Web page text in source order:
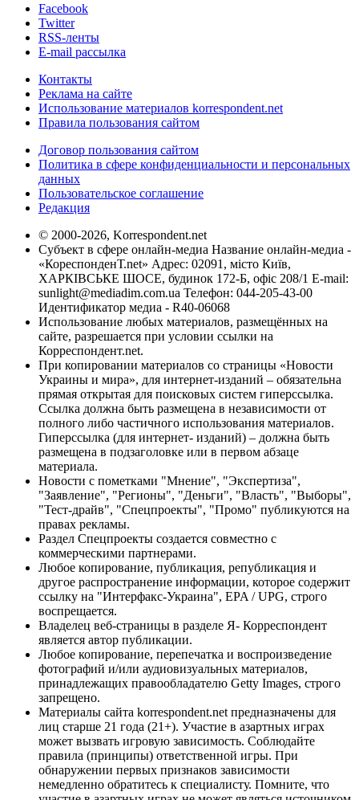
Facebook
Twitter
RSS-ленты
E-mail рассылка
Контакты
Реклама на сайте
Использование материалов korrespondent.net
Правила пользования сайтом
Договор пользования сайтом
Политика в сфере конфиденциальности и персональных
данных
Пользовательское соглашение
Редакция
© 2000-2026, Korrespondent.net
Субъект в сфере онлайн-медиа Название онлайн-медиа -
«КореспонденТ.net» Адрес: 02091, місто Київ,
ХАРКІВСЬКЕ ШОСЕ, будинок 172-Б, офіс 208/1 E-mail:
sunlight@mediadim.com.ua Телефон: 044-205-43-00
Идентификатор медиа - R40-06068
Использование любых материалов, размещённых на
сайте, разрешается при условии ссылки на
Корреспондент.net.
При копировании материалов со страницы «Новости
Украины и мира», для интернет-изданий – обязательна
прямая открытая для поисковых систем гиперссылка.
Ссылка должна быть размещена в независимости от
полного либо частичного использования материалов.
Гиперссылка (для интернет- изданий) – должна быть
размещена в подзаголовке или в первом абзаце
материала.
Новости с пометками "Мнение", "Экспертиза",
"Заявление", "Регионы", "Деньги", "Власть", "Выборы",
"Тест-драйв", "Спецпроекты", "Промо" публикуются на
правах рекламы.
Раздел Спецпроекты создается совместно с
коммерческими партнерами.
Любое копирование, публикация, републикация и
другое распространение информации, которое содержит
ссылку на "Интерфакс-Украина", EPA / UPG, строго
воспрещается.
Владелец веб-страницы в разделе Я- Корреспондент
является автор публикации.
Любое копирование, перепечатка и воспроизведение
фотографий и/или аудиовизуальных материалов,
принадлежащих правообладателю Getty Images, строго
запрещено.
Материалы сайта korrespondent.net предназначены для
лиц старше 21 года (21+). Участие в азартных играх
может вызвать игровую зависимость. Соблюдайте
правила (принципы) ответственной игры. При
обнаружении первых признаков зависимости
немедленно обратитесь к специалисту. Помните, что